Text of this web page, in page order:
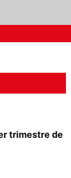
trimestre de